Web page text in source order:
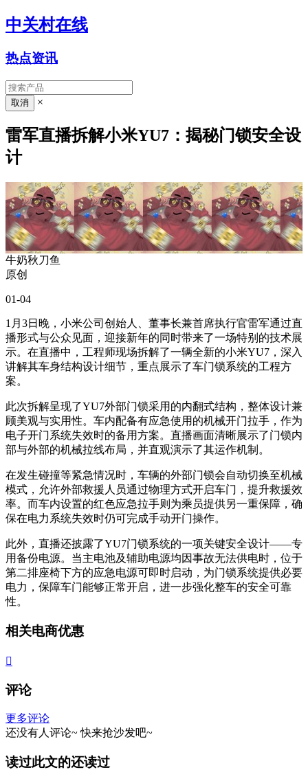
中关村在线
热点资讯
×
雷军直播拆解小米YU7：揭秘门锁安全设
计
牛奶秋刀鱼
原创
01-04
1月3日晚，小米公司创始人、董事长兼首席执行官雷军通过直
播形式与公众见面，迎接新年的同时带来了一场特别的技术展
示。在直播中，工程师现场拆解了一辆全新的小米YU7，深入
讲解其车身结构设计细节，重点展示了车门锁系统的工程方
案。
此次拆解呈现了YU7外部门锁采用的内翻式结构，整体设计兼
顾美观与实用性。车内配备有应急使用的机械开门拉手，作为
电子开门系统失效时的备用方案。直播画面清晰展示了门锁内
部与外部的机械拉线布局，并直观演示了其运作机制。
在发生碰撞等紧急情况时，车辆的外部门锁会自动切换至机械
模式，允许外部救援人员通过物理方式开启车门，提升救援效
率。而车内设置的红色应急拉手则为乘员提供另一重保障，确
保在电力系统失效时仍可完成手动开门操作。
此外，直播还披露了YU7门锁系统的一项关键安全设计——专
用备份电源。当主电池及辅助电源均因事故无法供电时，位于
第二排座椅下方的应急电源可即时启动，为门锁系统提供必要
电力，保障车门能够正常开启，进一步强化整车的安全可靠
性。
相关电商优惠

评论
更多评论
还没有人评论~ 快来抢沙发吧~
读过此文的还读过